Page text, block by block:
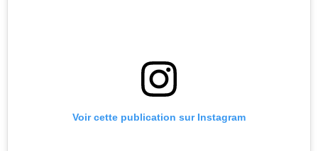
Voir cette publication sur Instagram